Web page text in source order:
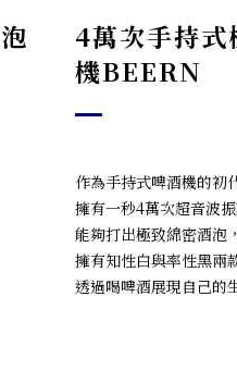
4萬次手持式
機BEERN
作為手持式啤酒機的初
擁有一秒4萬次超音波振
能夠打出極致綿密酒泡
擁有知性白與率性黑兩
透過喝啤酒展現自己的